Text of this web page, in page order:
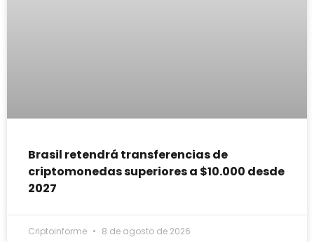
Brasil retendrá transferencias de
criptomonedas superiores a $10.000 desde
2027
Criptoinforme 8 de agosto de 2026